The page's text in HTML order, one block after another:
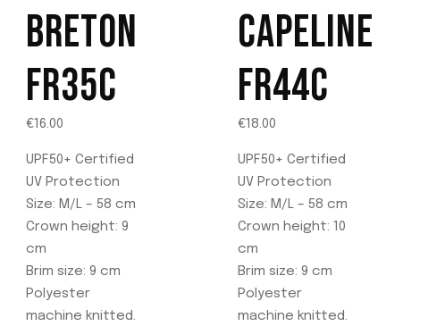
Las
opciones
pueden
elegir
en
producto
elegir
en
la
página
de
BRETON
FR35C
€16.00
UPF50+ Certified
UV Protection
Size: M/L – 58 cm
Crown height: 9
cm
Brim size: 9 cm
Polyester
machine knitted.
CAPELINE
FR44C
€18.00
UPF50+ Certified
UV Protection
Size: M/L – 58 cm
Crown height: 10
cm
Brim size: 9 cm
Polyester
machine knitted.